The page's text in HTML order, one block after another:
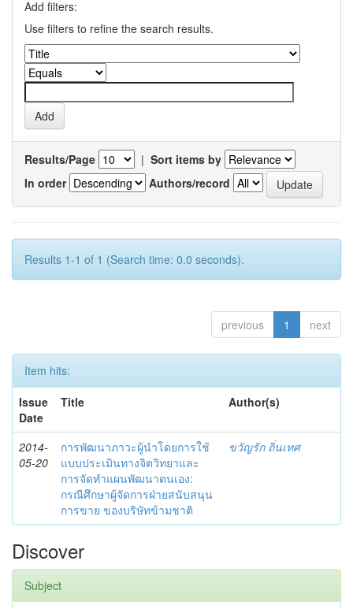
Add filters:
Use filters to refine the search results.
Results/Page | Sort items by
In order
Authors/record
Results 1-1 of 1 (Search time: 0.0 seconds).
previous 1 next
Item hits:
Issue
Date
Title Author(s)
2014-
05-20
การพัฒนาภาวะผู้นำโดยการใช้
แบบประเมินทางจิตวิทยาและ
การจัดทำแผนพัฒนาตนเอง:
กรณีศึกษาผู้จัดการฝ่ายสนับสนุน
การขาย ของบริษัทข้ามชาติ
ขวัญรัก ถิ่นเทศ
Discover
Subject